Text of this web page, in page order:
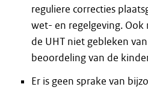
reguliere correcties
wet- en regelgeving.
de UHT niet gebleken
beoordeling van de
Er is geen sprake van